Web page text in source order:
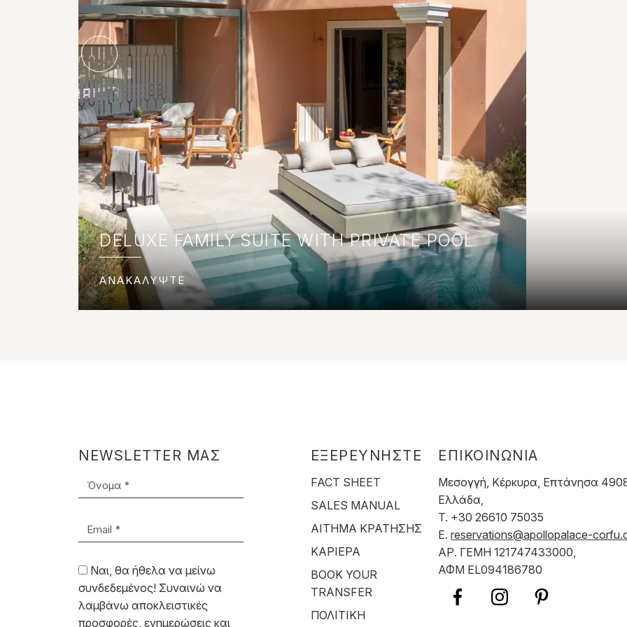
DELUXE FAMILY SUITE WITH PRIVATE POOL
ΑΝΑΚΑΛΥΨΤΕ
NEWSLETTER ΜΑΣ
Όνομα *
Email *
Ναι, θα ήθελα να μείνω
συνδεδεμένος! Συναινώ να
λαμβάνω αποκλειστικές
προσφορές, ενημερώσεις και
ΕΞΕΡΕΥΝΗΣΤΕ
FACT SHEET
SALES MANUAL
ΑΙΤΗΜΑ ΚΡΑΤΗΣΗΣ
ΚΑΡΙΕΡΑ
BOOK YOUR
TRANSFER
ΠΟΛΙΤΙΚΗ
ΕΠΙΚΟΙΝΩΝΙΑ
Μεσογγή, Κέρκυρα, Επτάνησα
Ελλάδα,
T. +30 26610 75035
E.reservations@apollopalace-
ΑΡ. ΓΕΜΗ 121747433000,
ΑΦΜ EL094186780